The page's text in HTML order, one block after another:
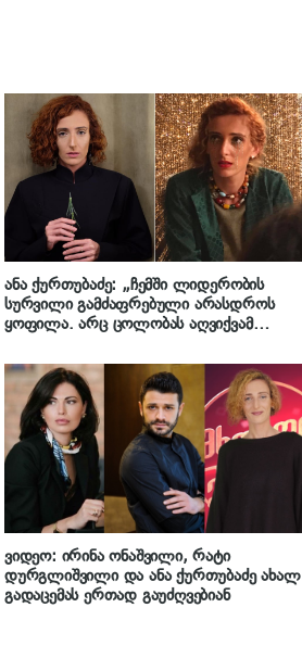
ანა ქურთუბაძე: „ჩემში ლიდერობის
სურვილი გამძაფრებული არასდროს
ყოფილა. არც ცოლობას აღვიქვამ
ვიდეო: ირინა ონაშვილი, რატი
დურგლიშვილი და ანა ქურთუბაძე ახალ
გადაცემას ერთად გაუძღვებიან